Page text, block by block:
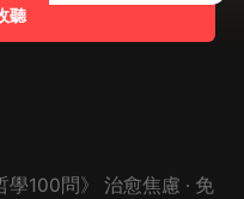
聽
100問》 治愈焦慮 · 免